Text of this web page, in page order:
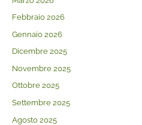
Febbraio 2026
Gennaio 2026
Dicembre 2025
Novembre 2025
Ottobre 2025
Settembre 2025
Agosto 2025